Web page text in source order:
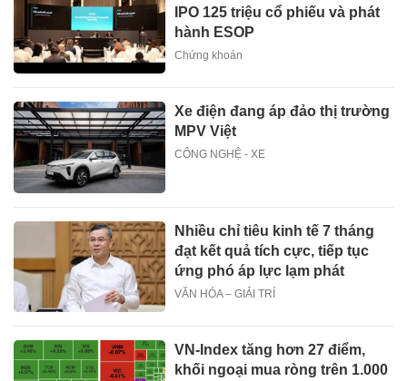
IPO 125 triệu cổ phiếu và phát
hành ESOP
Chứng khoán
Xe điện đang áp đảo thị trường
MPV Việt
CÔNG NGHỆ - XE
Nhiều chỉ tiêu kinh tế 7 tháng
đạt kết quả tích cực, tiếp tục
ứng phó áp lực lạm phát
VĂN HÓA – GIẢI TRÍ
VN-Index tăng hơn 27 điểm,
khối ngoại mua ròng trên 1.000